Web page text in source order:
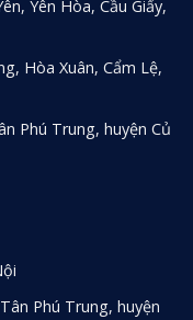
Yên Hòa, Cầu Giấy,
Hòa Xuân, Cẩm Lệ,
Phú Trung, huyện Củ
Phú Trung, huyện